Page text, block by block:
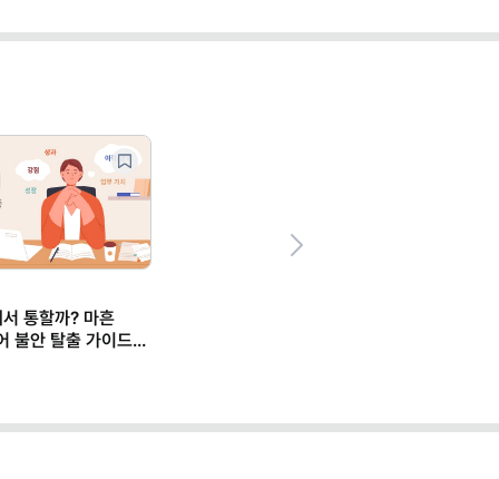
직장인 되려면?
' 훈련부터 하세요